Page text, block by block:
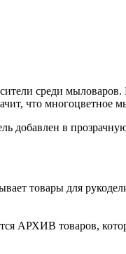
среди мыловаров.
что многоцветное
добавлен в
товары для
АРХИВ товаров,